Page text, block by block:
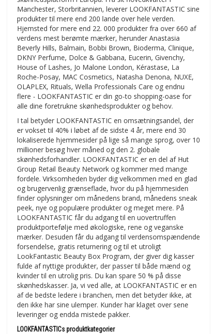
Manchester, Storbritannien, leverer LOOKFANTASTIC sine
produkter til mere end 200 lande over hele verden.
Hjemsted for mere end 22. 000 produkter fra over 660 af
verdens mest berømte mærker, herunder Anastasia
Beverly Hills, Balmain, Bobbi Brown, Bioderma, Clinique,
DKNY Perfume, Dolce & Gabbana, Eucerin, Givenchy,
House of Lashes, Jo Malone London, Kérastase, La
Roche-Posay, MAC Cosmetics, Natasha Denona, NUXE,
OLAPLEX, Rituals, Wella Professionals Care og endnu
flere - LOOKFANTASTIC er din go-to shopping-oase for
alle dine foretrukne skønhedsprodukter og behov.
I tal betyder LOOKFANTASTIC en omsætningsandel, der
er vokset til 40% i løbet af de sidste 4 år, mere end 30
lokaliserede hjemmesider på lige så mange sprog, over 10
millioner besøg hver måned og den 2. globale
skønhedsforhandler. LOOKFANTASTIC er en del af Hut
Group Retail Beauty Network og kommer med mange
fordele. Virksomheden byder dig velkommen med en glad
og brugervenlig grænseflade, hvor du på hjemmesiden
finder oplysninger om månedens brand, månedens sneak
peek, nye og populære produkter og meget mere. På
LOOKFANTASTIC får du adgang til en uovertruffen
produktportefølje med økologiske, rene og veganske
mærker. Desuden får du adgang til verdensomspændende
forsendelse, gratis returnering og til et utroligt
LookFantastic Beauty Box Program, der giver dig kasser
fulde af nyttige produkter, der passer til både mænd og
kvinder til en utrolig pris. Du kan spare 50 % på disse
skønhedskasser. Ja, vi ved alle, at LOOKFANTASTIC er en
af de bedste ledere i branchen, men det betyder ikke, at
den ikke har sine ulemper. Kunder har klaget over sene
leveringer og endda mistede pakker.
LOOKFANTASTICs produktkategorier